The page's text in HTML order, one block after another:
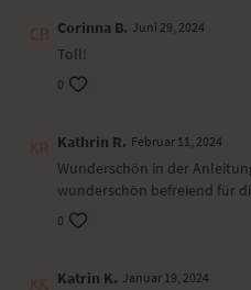
Corinna B. Juni 29, 2024
Toll!
0
Kathrin R. Februar 11, 2024
Wunderschön in der
wunderschön befreiend für
0
Katrin K. Januar 19, 2024